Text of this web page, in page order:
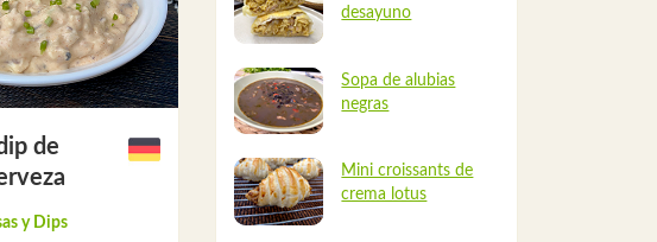
de
y Dips
desayuno
Sopa de alubias
negras
Mini croissants de
crema lotus